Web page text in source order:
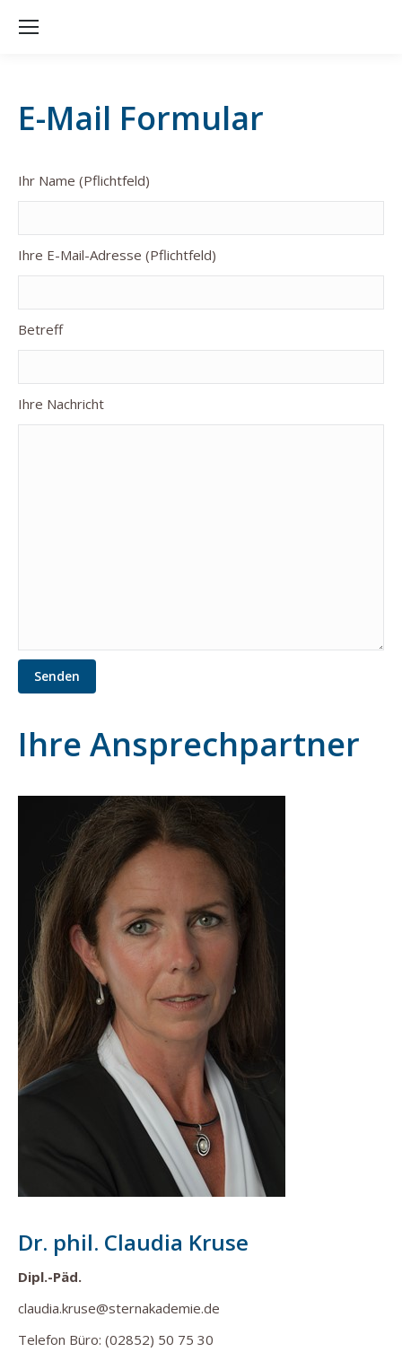
E-Mail Formular
Ihr Name (Pflichtfeld)
Ihre E-Mail-Adresse (Pflichtfeld)
Betreff
Ihre Nachricht
Ihre Ansprechpartner
Dr. phil. Claudia Kruse
Dipl.-Päd.
claudia.kruse@sternakademie.de
Telefon Büro: (02852) 50 75 30